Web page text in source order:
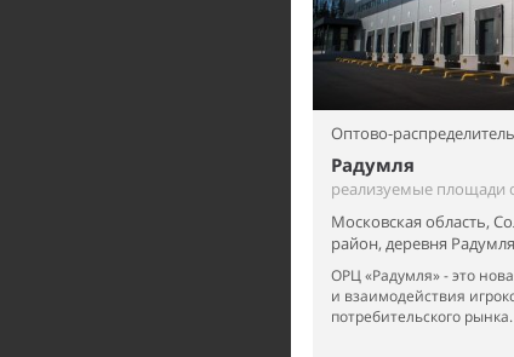
Оптово-
Радумля
реализуемые площади
Московская область,
район, деревня Радумля
ОРЦ «Радумля» - это
и взаимодействия
потребительского